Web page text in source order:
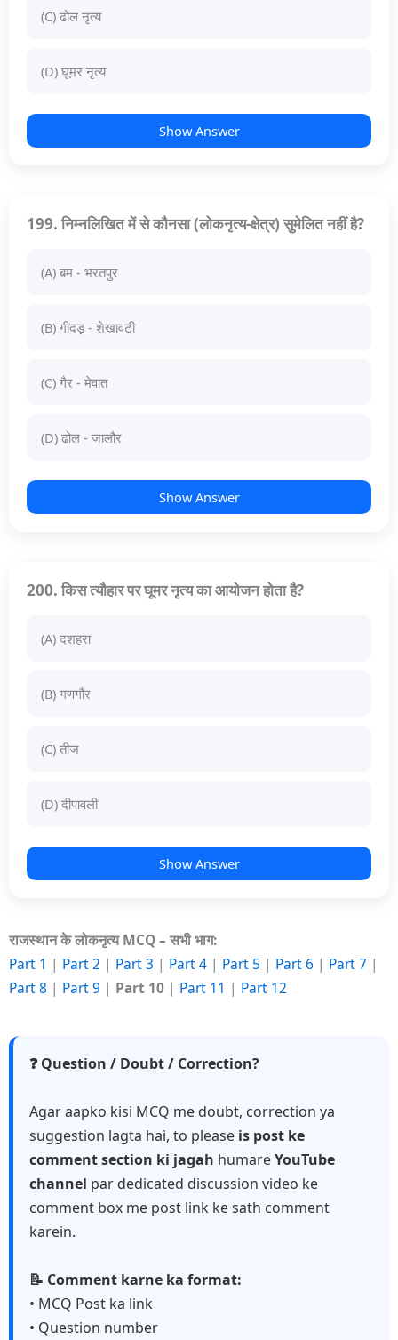
(C) ढोल नृत्य
(D) घूमर नृत्य
Show Answer
199. निम्नलिखित में से कौनसा (लोकनृत्य-क्षेत्र) सुमेलित नहीं है?
(A) बम - भरतपुर
(B) गीदड़ - शेखावटी
(C) गैर - मेवात
(D) ढोल - जालौर
Show Answer
200. किस त्यौहार पर घूमर नृत्य का आयोजन होता है?
(A) दशहरा
(B) गणगौर
(C) तीज
(D) दीपावली
Show Answer
राजस्थान के लोकनृत्य MCQ – सभी भाग:
Part 1 | Part 2 | Part 3 | Part 4 | Part 5 | Part 6 | Part 7 |
Part 8 | Part 9 | Part 10 | Part 11 | Part 12
❓ Question / Doubt / Correction?
Agar aapko kisi MCQ me doubt, correction ya
suggestion lagta hai, to please is post ke
comment section ki jagah humareYouTube
channel par dedicated discussion video ke
comment box me post link ke sath comment
karein.
📝 Comment karne ka format:
• MCQ Post ka link
• Question number